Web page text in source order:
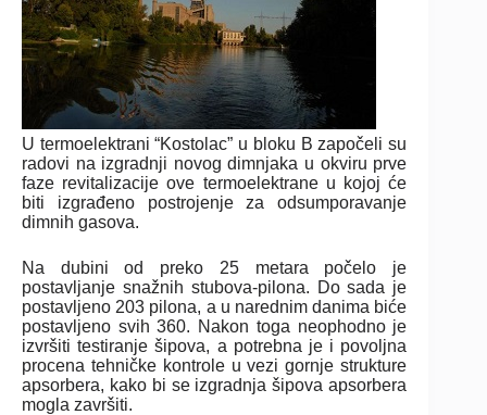
U termoelektrani “Kostolac” u bloku B započeli su
radovi na izgradnji novog dimnjaka u okviru prve
faze revitalizacije ove termoelektrane u kojoj će
biti izgrađeno postrojenje za odsumporavanje
dimnih gasova.
Na dubini od preko 25 metara počelo je
postavljanje snažnih stubova-pilona. Do sada je
postavljeno 203 pilona, a u narednim danima biće
postavljeno svih 360. Nakon toga neophodno je
izvršiti testiranje šipova, a potrebna je i povoljna
procena tehničke kontrole u vezi gornje strukture
apsorbera, kako bi se izgradnja šipova apsorbera
mogla završiti.